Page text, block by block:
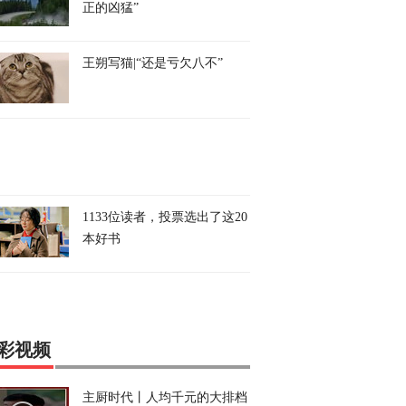
正的凶猛”
王朔写猫|“还是亏欠八不”
1133位读者，投票选出了这20
本好书
视频
主厨时代丨人均千元的大排档